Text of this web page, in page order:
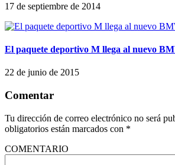
17 de septiembre de 2014
El paquete deportivo M llega al nuevo
22 de junio de 2015
Comentar
Tu dirección de correo electrónico no será
obligatorios están marcados con *
COMENTARIO